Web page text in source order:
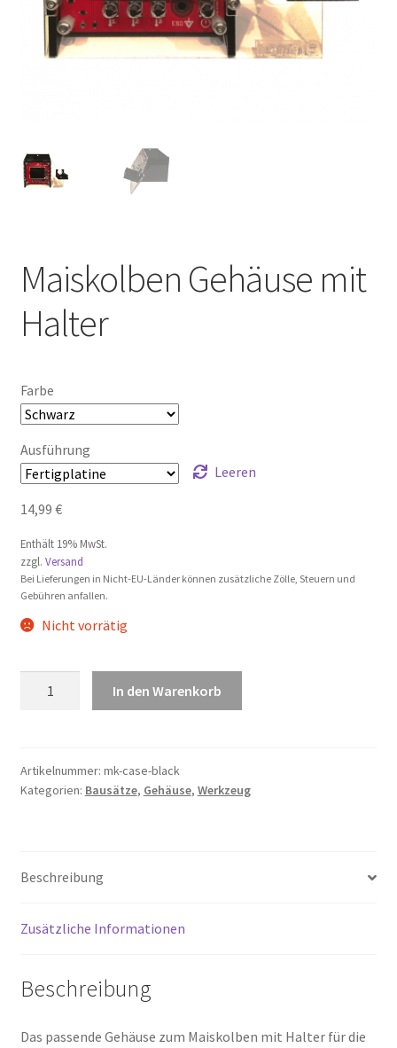
Maiskolben Gehäuse mit
Halter
Farbe
Ausführung
Leeren
14,99 €
Enthält 19% MwSt.
zzgl. Versand
Bei Lieferungen in Nicht-EU-Länder können zusätzliche Zölle, Steuern und
Gebühren anfallen.
Nicht vorrätig
Menge
In den Warenkorb
Artikelnummer: mk-case-black
Kategorien: Bausätze, Gehäuse, Werkzeug
Beschreibung
Zusätzliche Informationen
Beschreibung
Das passende Gehäuse zum Maiskolben mit Halter für die